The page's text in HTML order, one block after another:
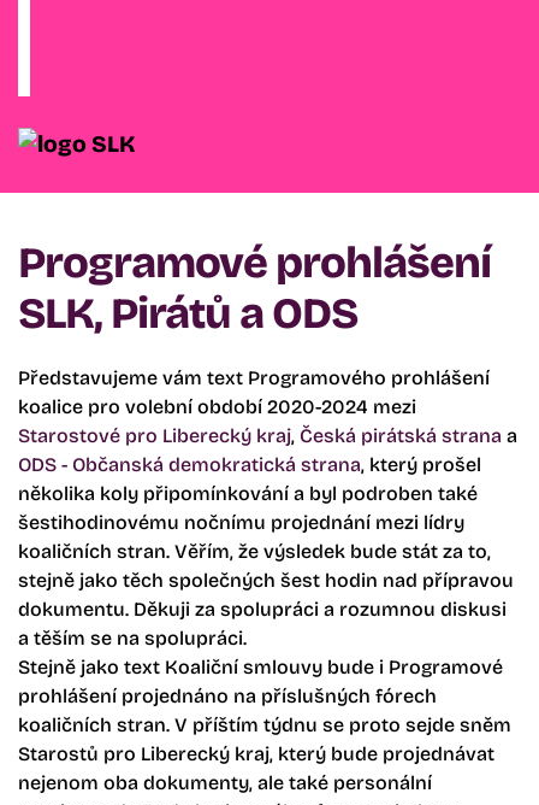
Programové prohlášení
SLK, Pirátů a ODS
Představujeme vám text Programového prohlášení
koalice pro volební období 2020-2024 mezi
Starostové pro Liberecký kraj, Česká pirátská strana a
ODS - Občanská demokratická strana, který prošel
několika koly připomínkování a byl podroben také
šestihodinovému nočnímu projednání mezi lídry
koaličních stran. Věřím, že výsledek bude stát za to,
stejně jako těch společných šest hodin nad přípravou
dokumentu. Děkuji za spolupráci a rozumnou diskusi
a těším se na spolupráci.
Stejně jako text Koaliční smlouvy bude i Programové
prohlášení projednáno na příslušných fórech
koaličních stran. V příštím týdnu se proto sejde sněm
Starostů pro Liberecký kraj, který bude projednávat
nejenom oba dokumenty, ale také personální